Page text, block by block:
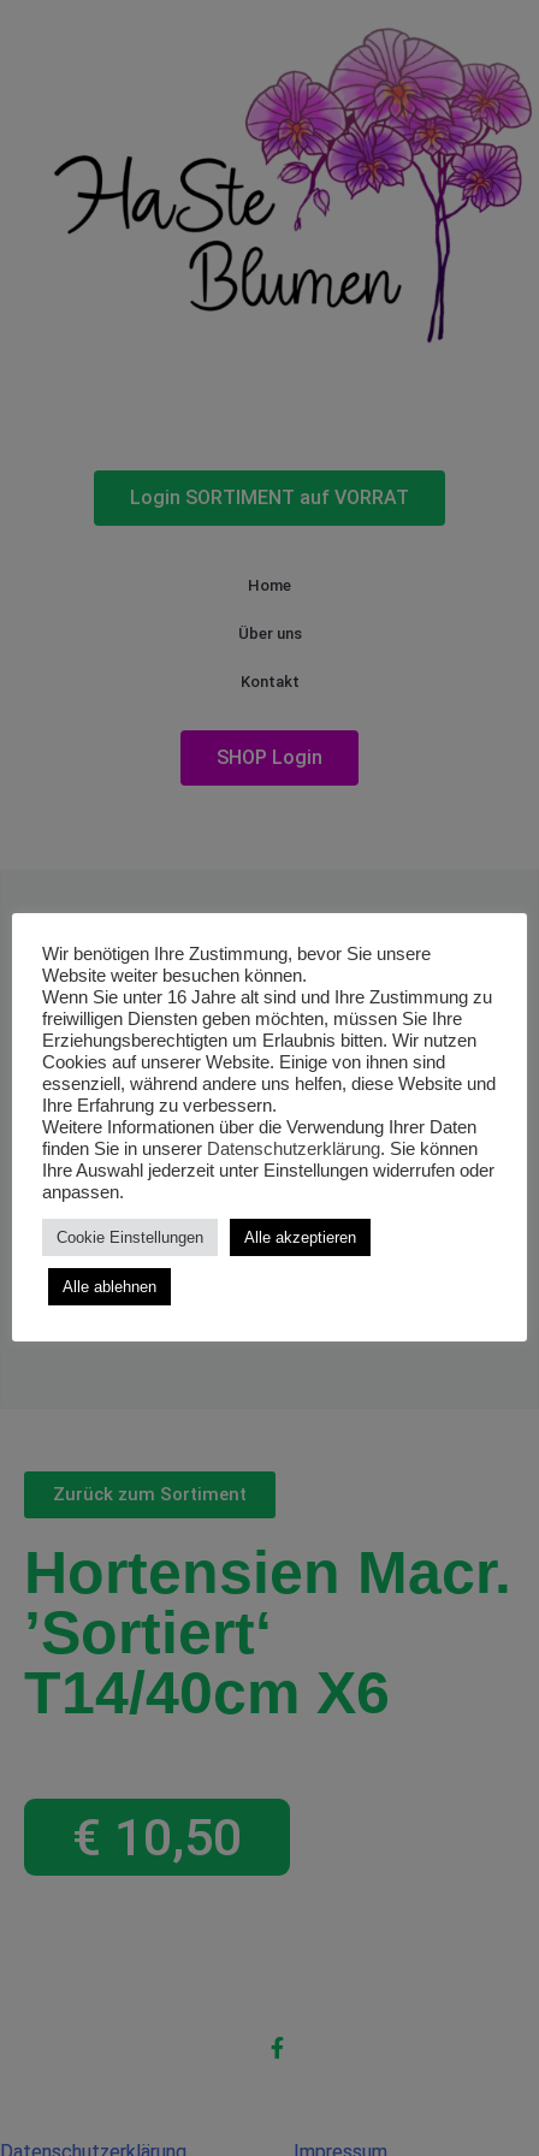
Login SORTIMENT auf VORRAT
Home
Über uns
Kontakt
SHOP Login
Zurück zum Sortiment
Hortensien Macr.
’sortiert‘
T14/40cm X6
€ 10,50
Wir benötigen Ihre Zustimmung, bevor Sie unsere
Website weiter besuchen können.
Wenn Sie unter 16 Jahre alt sind und Ihre Zustimmung zu
freiwilligen Diensten geben möchten, müssen Sie Ihre
Erziehungsberechtigten um Erlaubnis bitten. Wir nutzen
Cookies auf unserer Website. Einige von ihnen sind
essenziell, während andere uns helfen, diese Website und
Ihre Erfahrung zu verbessern.
Weitere Informationen über die Verwendung Ihrer Daten
finden Sie in unserer Datenschutzerklärung. Sie können
Ihre Auswahl jederzeit unter Einstellungen widerrufen oder
anpassen.
Cookie Einstellungen Alle akzeptieren
Alle ablehnen